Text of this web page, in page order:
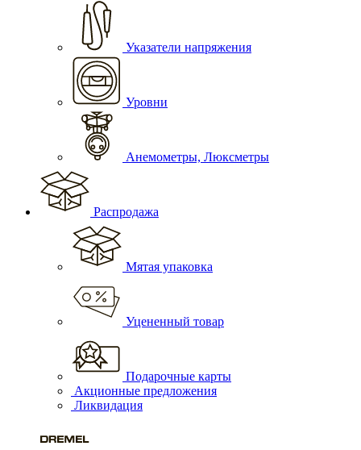
Указатели напряжения
Уровни
Анемометры, Люксметры
Распродажа
Мятая упаковка
Уцененный товар
Подарочные карты
Акционные предложения
Ликвидация